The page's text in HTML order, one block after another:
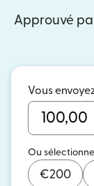
Approuvé
Vous
Ou
€200